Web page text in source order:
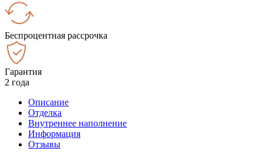
Беспроцентная рассрочка
Гарантия
2 года
Описание
Отделка
Внутреннее наполнение
Информация
Отзывы